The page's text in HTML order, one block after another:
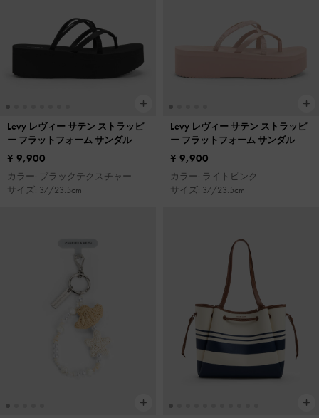
Levy レヴィー サテン ストラッピ
ー フラットフォーム サンダル
¥ 9,900
カラー: ブラックテクスチャー
サイズ: 37/23.5cm
Levy レヴィー サテン ストラッピ
ー フラットフォーム サンダル
¥ 9,900
カラー: ライトピンク
サイズ: 37/23.5cm